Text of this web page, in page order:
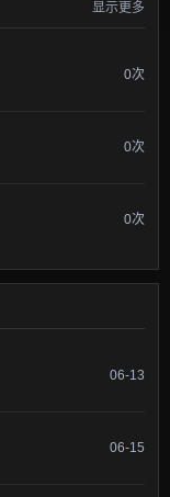
显示更多
0次
0次
0次
06-13
06-15